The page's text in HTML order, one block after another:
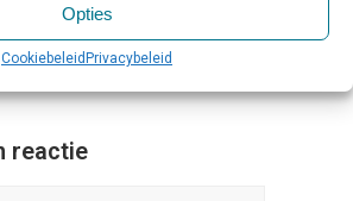
Opties
Cookiebeleid Privacybeleid
reactie